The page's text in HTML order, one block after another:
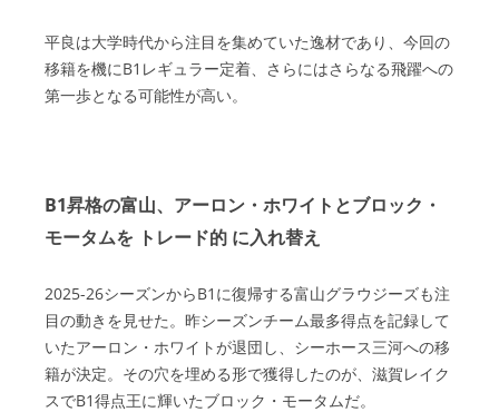
平良は大学時代から注目を集めていた逸材であり、今回の
移籍を機にB1レギュラー定着、さらにはさらなる飛躍への
第一歩となる可能性が高い。
B1昇格の富山、アーロン・ホワイトとブロック・
モータムを トレード的 に入れ替え
2025-26シーズンからB1に復帰する富山グラウジーズも注
目の動きを見せた。昨シーズンチーム最多得点を記録して
いたアーロン・ホワイトが退団し、シーホース三河への移
籍が決定。その穴を埋める形で獲得したのが、滋賀レイク
スでB1得点王に輝いたブロック・モータムだ。